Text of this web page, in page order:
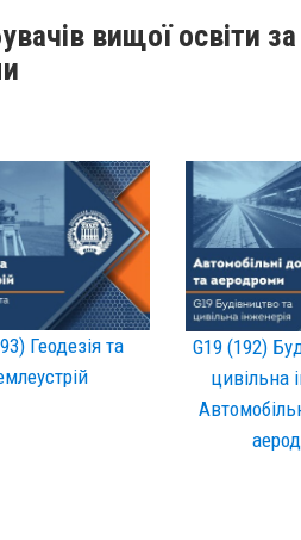
вищої освіти за
Геодезія та
G19 (192)
цивільна